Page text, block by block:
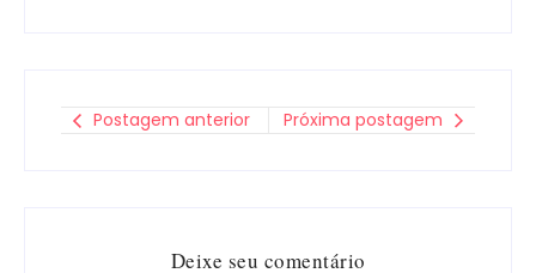
Postagem anterior Próxima postagem
Deixe seu comentário